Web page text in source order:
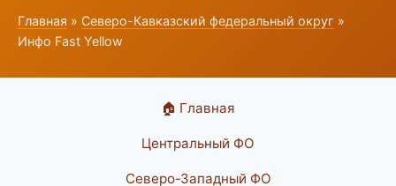
Главная » Северо-Кавказский федеральный округ »
Инфо Fast Yellow
🏠 Главная
Центральный ФО
Северо-Западный ФО